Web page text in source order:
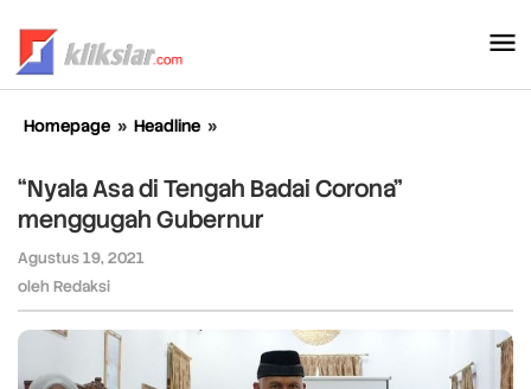
konten
Homepage » Headline »
di
Tengah
Badai
“Nyala Asa di Tengah Badai Corona”
menggugah Gubernur
Agustus 19, 2021
oleh Redaksi